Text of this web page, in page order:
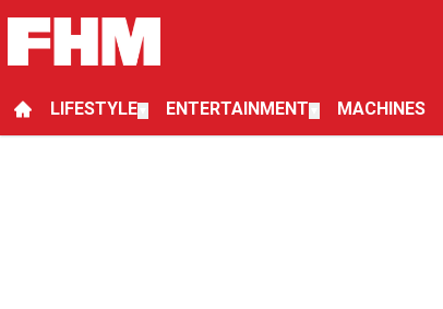
LIFESTYLE ENTERTAINMENT MACHINES